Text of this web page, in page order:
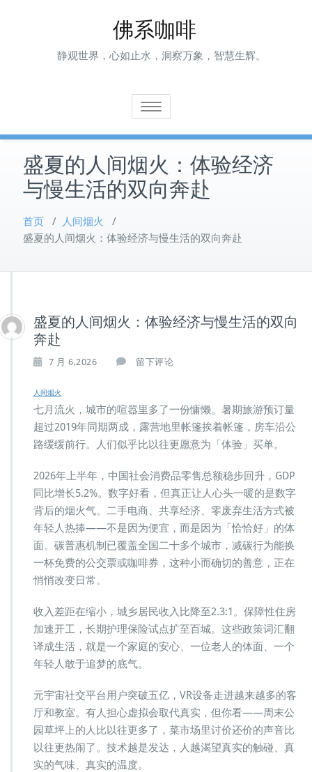
佛系咖啡
静观世界，心如止水，洞察万象，智慧生辉。
Toggle navigation
盛夏的人间烟火：体验经济
与慢生活的双向奔赴
首页 / 人间烟火
/
盛夏的人间烟火：体验经济与慢生活的双向奔赴
盛夏的人间烟火：体验经济与慢生活的双向
奔赴
7 月 6,2026 留下评论
人间烟火
七月流火，城市的喧嚣里多了一份慵懒。暑期旅游预订量
超过2019年同期两成，露营地里帐篷挨着帐篷，房车沿公
路缓缓前行。人们似乎比以往更愿意为「体验」买单。
2026年上半年，中国社会消费品零售总额稳步回升，GDP
同比增长5.2%。数字好看，但真正让人心头一暖的是数字
背后的烟火气。二手电商、共享经济、零废弃生活方式被
年轻人热捧——不是因为便宜，而是因为「恰恰好」的体
面。碳普惠机制已覆盖全国二十多个城市，减碳行为能换
一杯免费的公交票或咖啡券，这种小而确切的善意，正在
悄悄改变日常。
收入差距在缩小，城乡居民收入比降至2.3:1。保障性住房
加速开工，长期护理保险试点扩至百城。这些政策词汇翻
译成生活，就是一个家庭的安心、一位老人的体面、一个
年轻人敢于追梦的底气。
元宇宙社交平台用户突破五亿，VR设备走进越来越多的客
厅和教室。有人担心虚拟会取代真实，但你看——周末公
园草坪上的人比以往更多了，菜市场里讨价还价的声音比
以往更热闹了。技术越是发达，人越渴望真实的触碰、真
实的气味、真实的温度。